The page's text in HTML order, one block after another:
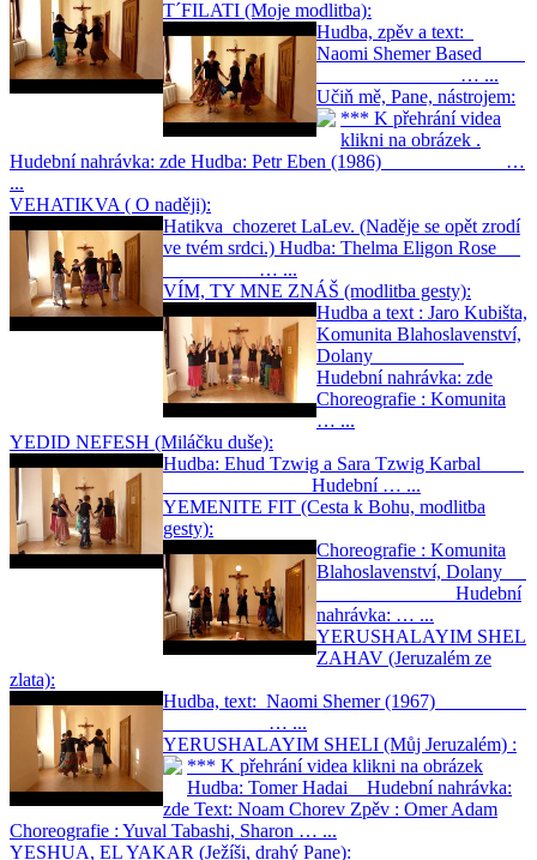
T´FILATI (Moje modlitba):
Hudba, zpěv a text:
Naomi Shemer Based
… ...
Učiň mě, Pane, nástrojem:
*** K přehrání videa
klikni na obrázek .
Hudební nahrávka: zde Hudba: Petr Eben (1986) …
...
VEHATIKVA ( O naději):
Hatikva chozeret LaLev. (Naděje se opět zrodí
ve tvém srdci.) Hudba: Thelma Eligon Rose
… ...
VÍM, TY MNE ZNÁŠ (modlitba gesty):
Hudba a text : Jaro Kubišta,
Komunita Blahoslavenství,
Dolany
Hudební nahrávka: zde
Choreografie : Komunita
… ...
YEDID NEFESH (Miláčku duše):
Hudba: Ehud Tzwig a Sara Tzwig Karbal
Hudební … ...
YEMENITE FIT (Cesta k Bohu, modlitba
gesty):
Choreografie : Komunita
Blahoslavenství, Dolany
Hudební
nahrávka: … ...
YERUSHALAYIM SHEL
ZAHAV (Jeruzalém ze
zlata):
Hudba, text: Naomi Shemer (1967)
… ...
YERUSHALAYIM SHELI (Můj Jeruzalém) :
*** K přehrání videa klikni na obrázek
Hudba: Tomer Hadai Hudební nahrávka:
zde Text: Noam Chorev Zpěv : Omer Adam
Choreografie : Yuval Tabashi, Sharon … ...
YESHUA, EL YAKAR (Ježíši, drahý Pane):